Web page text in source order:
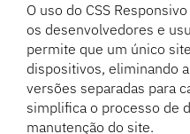
O uso do CSS
os desenvolvedores e
permite que um único
dispositivos, eliminando
versões separadas para
simplifica o processo de
manutenção do site.